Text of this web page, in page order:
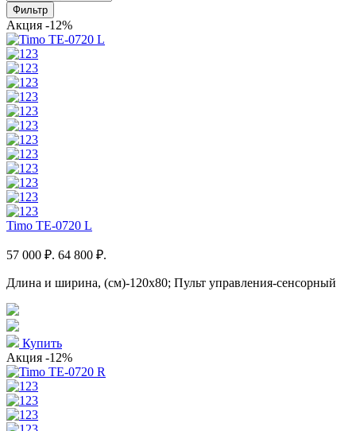
Фильтр
Акция -12%
Timo TE-0720 L
57 000 ₽. 64 800 ₽.
Длина и ширина, (см)-120x80; Пульт управления-сенсорный
Купить
Акция -12%